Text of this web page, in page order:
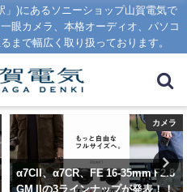
」)にあるソニーショップ山賀電気で
眼カメラ、本格オーディオ、パソコ
まで幅広く取り扱っております。
カメラ
α7CII、α7CR、FE 16-35mm F2.8
GM IIの3ラインナップが発表！！